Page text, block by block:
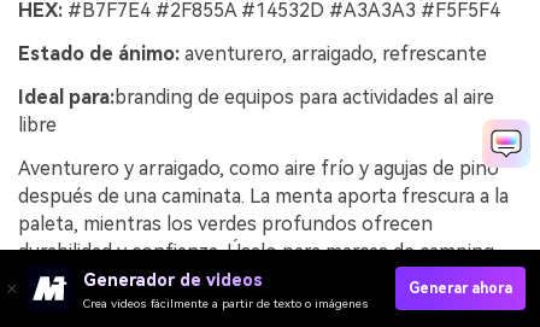
HEX: #B7F7E4 #2F855A #14532D #A3A3A3 #F5F5F4
Estado de ánimo: aventurero, arraigado, refrescante
Ideal para:branding de equipos para actividades al aire
libre
Aventurero y arraigado, como aire frío y agujas de pino
después de una caminata. La menta aporta frescura a la
paleta, mientras los verdes profundos ofrecen
durabilidad y confianza. Úsalo para marcas de camping,
mensajes de sostenibilidad o fichas técnicas de
productos, en conjunto con tipografía fuerte y insignias
Generador de videos
Crea videos fácilmente a partir de texto o imágenes
Generar ahora